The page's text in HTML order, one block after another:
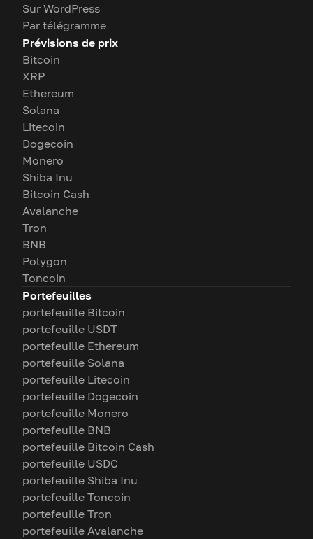
Sur WordPress
Par télégramme
Prévisions de prix
Bitcoin
XRP
Ethereum
Solana
Litecoin
Dogecoin
Monero
Shiba Inu
Bitcoin Cash
Avalanche
Tron
BNB
Polygon
Toncoin
Portefeuilles
portefeuille Bitcoin
portefeuille USDT
portefeuille Ethereum
portefeuille Solana
portefeuille Litecoin
portefeuille Dogecoin
portefeuille Monero
portefeuille BNB
portefeuille Bitcoin Cash
portefeuille USDC
portefeuille Shiba Inu
portefeuille Toncoin
portefeuille Tron
portefeuille Avalanche